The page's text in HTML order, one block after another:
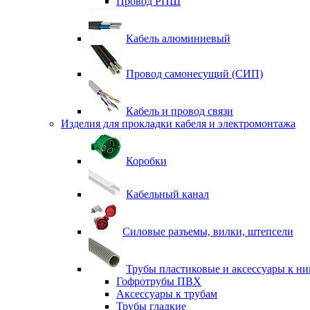
Кабель алюминиевый
Провод самонесущий (СИП)
Кабель и провод связи
Изделия для прокладки кабеля и электромонтажа
Коробки
Кабельный канал
Силовые разъемы, вилки, штепсели
Трубы пластиковые и аксессуары к
Гофротрубы ПВХ
Аксессуары к трубам
Трубы гладкие